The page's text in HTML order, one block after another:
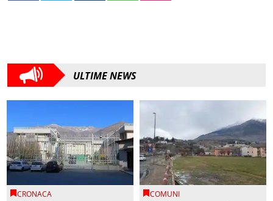
ULTIME NEWS
CRONACA COMUNI